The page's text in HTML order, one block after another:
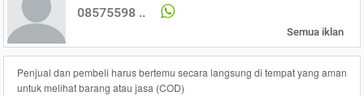
08575598 ..
Semua iklan
Penjual dan pembeli harus bertemu secara langsung di tempat yang aman
untuk melihat barang atau jasa (COD)